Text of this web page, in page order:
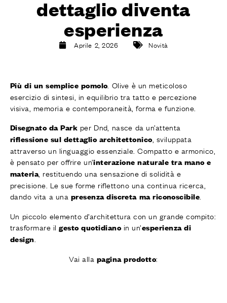
FINITURE
SISTEMI
CONTATTI
Richiedi assistenza
dettaglio diventa
esperienza
Aprile 2, 2026 Novità
Più di un semplice pomolo. Olive è un meticoloso
esercizio di sintesi, in equilibrio tra tatto e percezione
visiva, memoria e contemporaneità, forma e funzione.
Disegnato da Park per Dnd, nasce da un’attenta
riflessione sul dettaglio architettonico, sviluppata
attraverso un linguaggio essenziale. Compatto e armonico,
è pensato per offrire un’interazione naturale tra mano e
materia, restituendo una sensazione di solidità e
precisione. Le sue forme riflettono una continua ricerca,
dando vita a una presenza discreta ma riconoscibile
Un piccolo elemento d’architettura con un grande compito:
trasformare ilgesto quotidianoin un’esperienza di
design
Vai alla pagina prodotto: